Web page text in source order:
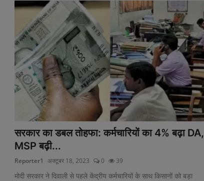
सरकार का डबल तोहफा: कर्मचारियों का 4% बढ़ा DA,
MSP बढ़ी...
Reporter1 अक्टूबर 18, 2023 0 39
मोदी सरकार ने दिवाली से पहले केंद्रीय कर्मचारियों के साथ किसानों को बड़ा